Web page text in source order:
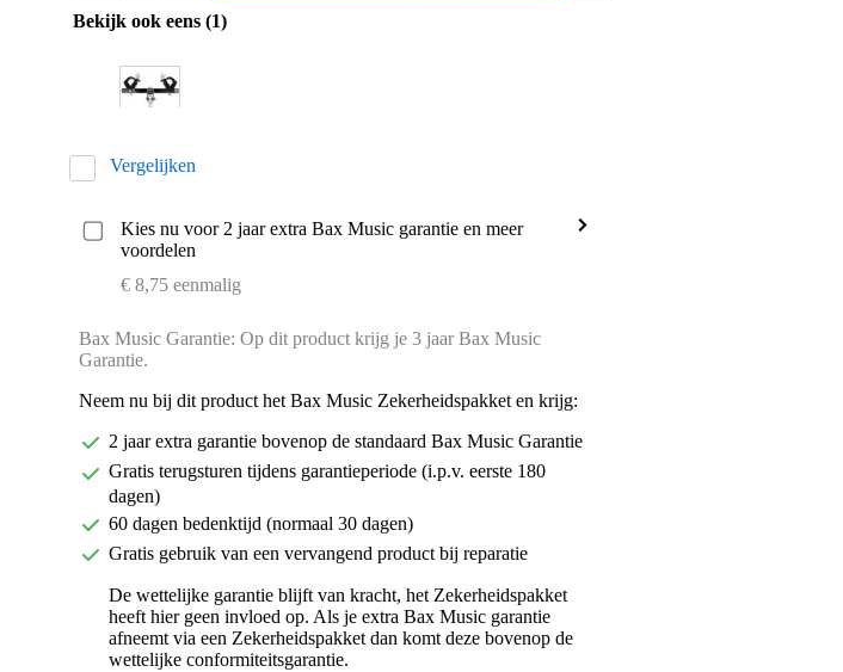
Bekijk ook eens (1)
Vergelijken
Kies nu voor 2 jaar extra Bax Music garantie en meer
voordelen
€ 8,75 eenmalig
Bax Music Garantie: Op dit product krijg je 3 jaar Bax Music
Garantie.
Neem nu bij dit product het Bax Music Zekerheidspakket en krijg:
2 jaar extra garantie bovenop de standaard Bax Music Garantie
Gratis terugsturen tijdens garantieperiode (i.p.v. eerste 180
dagen)
60 dagen bedenktijd (normaal 30 dagen)
Gratis gebruik van een vervangend product bij reparatie
De wettelijke garantie blijft van kracht, het Zekerheidspakket
heeft hier geen invloed op. Als je extra Bax Music garantie
afneemt via een Zekerheidspakket dan komt deze bovenop de
wettelijke conformiteitsgarantie.